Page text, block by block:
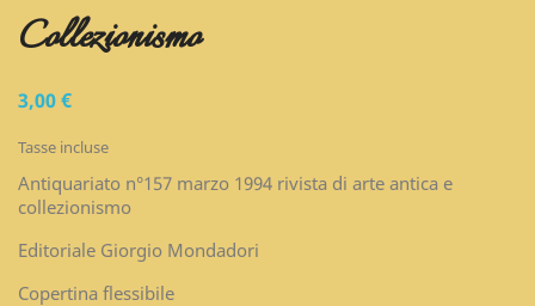
Collezionismo
3,00 €
Tasse incluse
Antiquariato n°157 marzo 1994 rivista di arte antica e
collezionismo
Editoriale Giorgio Mondadori
Copertina flessibile